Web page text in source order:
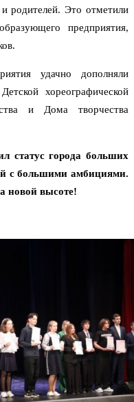
и родителей. Это отметили
предприятия,
удачно дополняли
хореографической
и Дома творчества
статус города больших
с большими амбициями.
новой высоте!